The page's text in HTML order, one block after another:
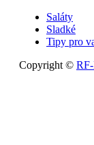
Saláty
Sladké
Tipy pro
Copyright ©